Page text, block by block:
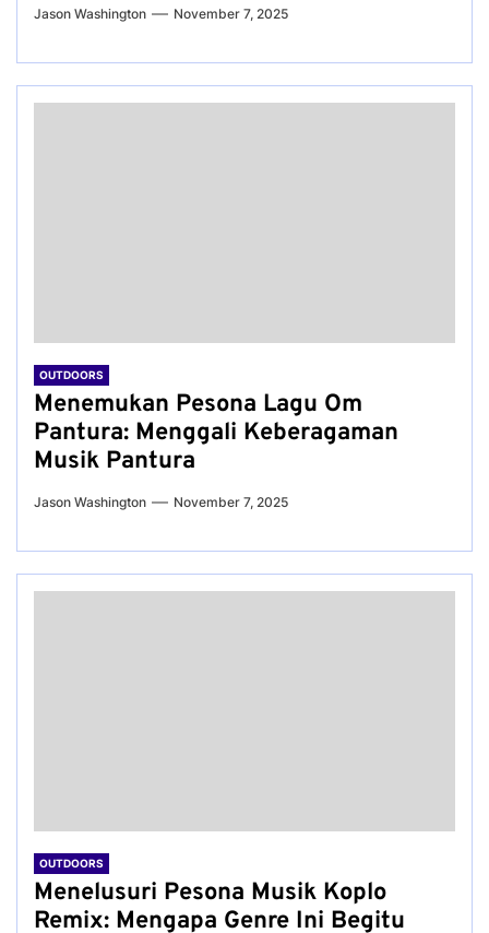
Jason Washington November 7, 2025
OUTDOORS
Menemukan Pesona Lagu Om
Pantura: Menggali Keberagaman
Musik Pantura
Jason Washington November 7, 2025
OUTDOORS
Menelusuri Pesona Musik Koplo
Remix: Mengapa Genre Ini Begitu